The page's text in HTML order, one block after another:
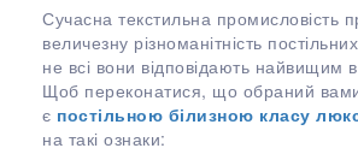
Сучасна текстильна промисловість
величезну різноманітність
не всі вони відповідають найвищим
Щоб переконатися, що обраний вами
є постільною білизною класу
на такі ознаки: